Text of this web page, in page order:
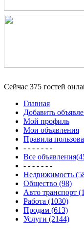
Сейчас 375 гостей
Главная
Добавить
Мой профиль
Мои объявления
Правила
- - - - - - -
Все
- - - - - - -
Недвижимость
Общество (98)
Авто транспорт
Работа (1030)
Продам (613)
Услуги (2144)